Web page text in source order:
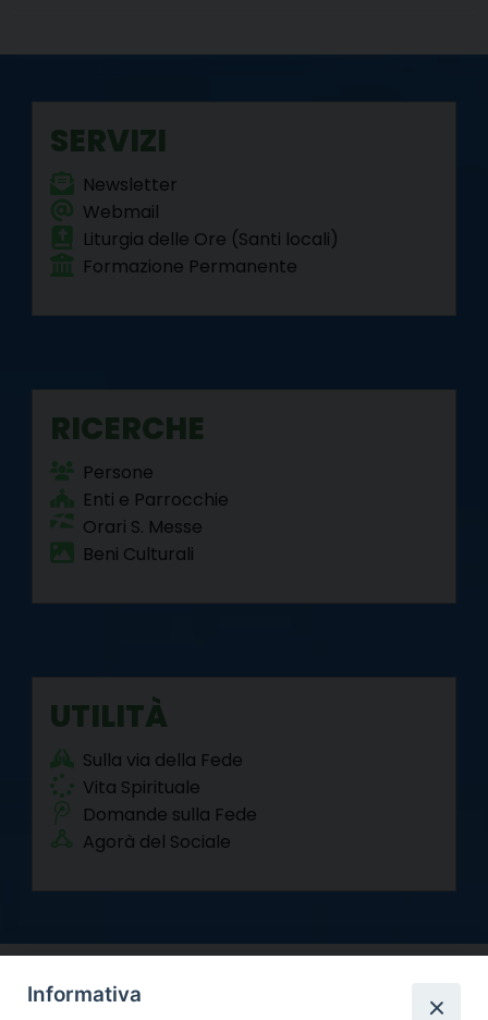
SERVIZI
Newsletter
Webmail
Liturgia delle Ore (Santi locali)
Formazione Permanente
RICERCHE
Persone
Enti e Parrocchie
Orari S. Messe
Beni Culturali
UTILITÀ
Sulla via della Fede
Vita Spirituale
Domande sulla Fede
Agorà del Sociale
Informativa